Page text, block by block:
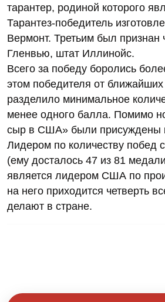
тарантеp, родиной которого
Тарантез-победитель
Вермонт. Третьим был признан
Гленвью, штат Иллинойс.
Всего за победу боролись
этом победителя от
разделило минимальное
менее одного балла. Помимо
сыр в США» были присуждены
Лидером по количеству побед
(ему досталось 47 из 81
является лидером США по
на него приходится четверть
делают в стране.